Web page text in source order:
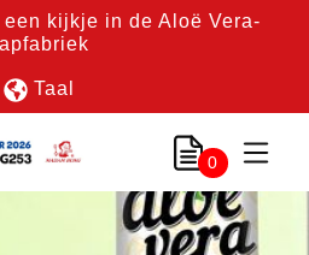
kijkje in de Aloë Vera-
Taal
0